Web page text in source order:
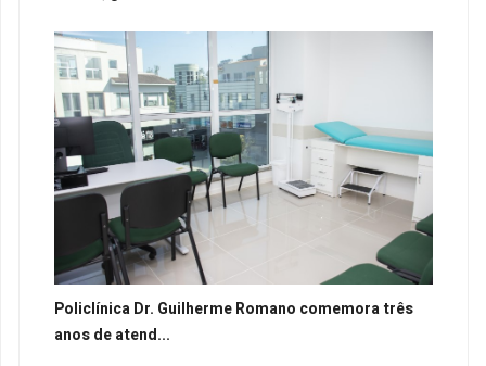
Policlínica Dr. Guilherme Romano comemora três
anos de atend...